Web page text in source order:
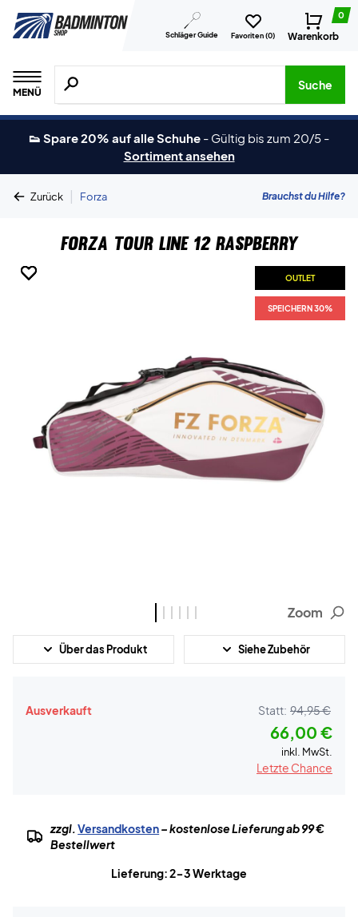
Schläger Guide Favoriten (0)
0
Warenkorb
MENÜ
Suche nach Produkten, Marken usw.
Suche
👟 Spare 20% auf alle Schuhe - Gültig bis zum 20/5 -
Sortiment ansehen
Zurück | Forza Brauchst du Hilfe?
Forza Tour Line 12 Raspberry
OUTLET
SPEICHERN 30%
OUTLET
SPEICHERN 30%
OUTLET
SPEICHERN 30%
OUTLET
SPEICHERN 30%
OUTLET
SPEICHERN 30%
OUTLET
SPEICHERN 30%
Zoom
Über das Produkt Siehe Zubehör
Ausverkauft Statt: 94,95 €
66,00 €
inkl. MwSt.
Letzte Chance
zzgl.Versandkosten– kostenlose Lieferung ab 99 €
Bestellwert
Lieferung: 2-3 Werktage